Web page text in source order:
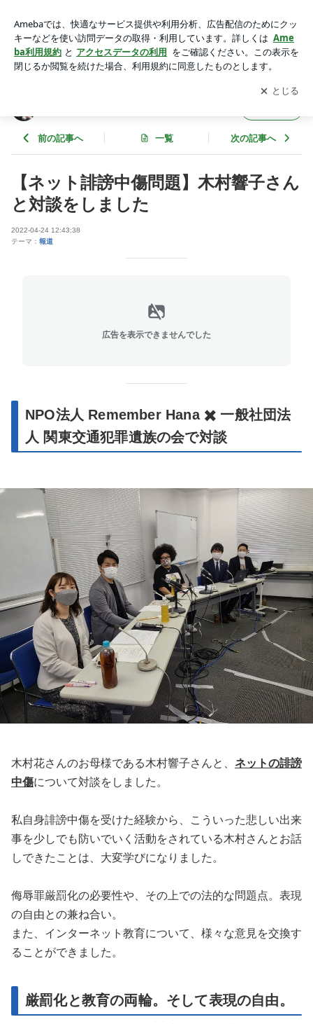
暴走事故 遺族のブログ
アプリをダウンロードして ブログの更新通知
を受け取りまし
ょう。
開く
前の記事へ 一覧 次の記事へ
【ネット誹謗中傷問題】木村響子さん
と対談をしました
2022-04-24 12:43:38
テーマ： 報道
広告を表示できませんでした
NPO法人 Remember Hana ✖️ 一般社団法
人 関東交通犯罪遺族の会で対談
木村花さんのお母様である木村響子さんと、 ネットの誹謗
中傷について対談をしました。
私自身誹謗中傷を受けた経験から、こういった悲しい出来
事を少しでも防いでいく活動をされている木村さんとお話
しできたことは、大変学びになりました。
侮辱罪厳罰化の必要性や、その上での法的な問題点。表現
の自由との兼ね合い。
また、インターネット教育について、様々な意見を交換す
ることができました。
厳罰化と教育の両輪。そして表現の自由。